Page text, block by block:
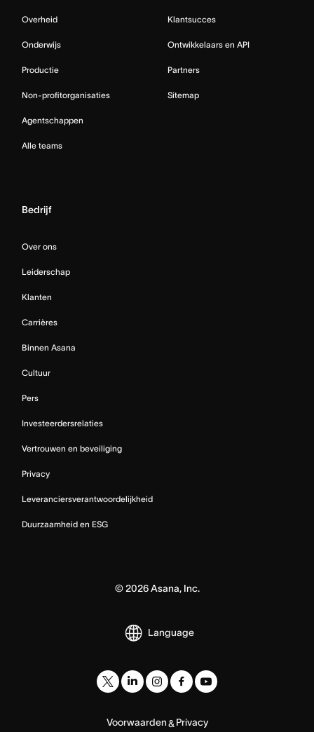
Overheid
Onderwijs
Productie
Non-profitorganisaties
Agentschappen
Alle teams
Klantsucces
Ontwikkelaars en API
Partners
Sitemap
Bedrijf
Over ons
Leiderschap
Klanten
Carrières
Binnen Asana
Cultuur
Pers
Investeerdersrelaties
Vertrouwen en beveiliging
Privacy
Leveranciersverantwoordelijkheid
Duurzaamheid en ESG
© 2026Asana, Inc.
Language
Voorwaarden& Privacy